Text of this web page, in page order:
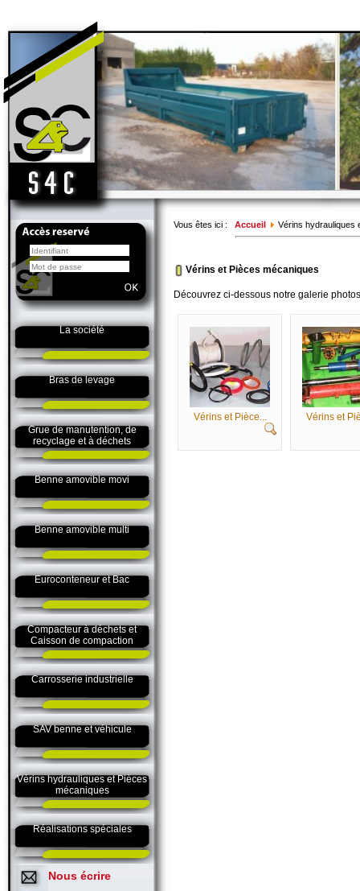
La société
Bras de levage
Grue de manutention, de
recyclage et à déchets
Benne amovible movi
Benne amovible multi
Euroconteneur et Bac
Compacteur à déchets et
Caisson de compaction
Carrosserie industrielle
SAV benne et véhicule
Vérins hydrauliques et Pièces
mécaniques
Réalisations spéciales
Nous écrire
Vous êtes ici : Accueil Vérins hydrauliques
Vérins et Pièces mécaniques
Découvrez ci-dessous notre galerie
Vérins et Pièce... Vérins et